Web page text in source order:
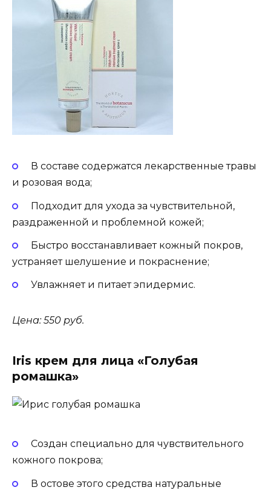
В составе содержатся лекарственные травы
и розовая вода;
Подходит для ухода за чувствительной,
раздраженной и проблемной кожей;
Быстро восстанавливает кожный покров,
устраняет шелушение и покраснение;
Увлажняет и питает эпидермис.
Цена: 550 руб.
Iris крем для лица «Голубая
ромашка»
Создан специально для чувствительного
кожного покрова;
В остове этого средства натуральные